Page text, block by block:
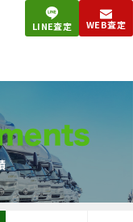
LINE査定 WEB査定